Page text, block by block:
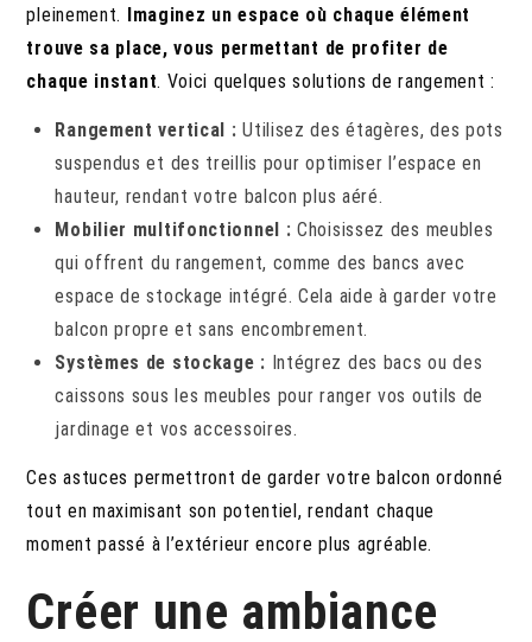
pleinement. Imaginez un espace où chaque élément
trouve sa place, vous permettant de profiter de
chaque instant. Voici quelques solutions de rangement :
Rangement vertical : Utilisez des étagères, des pots
suspendus et des treillis pour optimiser l’espace en
hauteur, rendant votre balcon plus aéré.
Mobilier multifonctionnel : Choisissez des meubles
qui offrent du rangement, comme des bancs avec
espace de stockage intégré. Cela aide à garder votre
balcon propre et sans encombrement.
Systèmes de stockage : Intégrez des bacs ou des
caissons sous les meubles pour ranger vos outils de
jardinage et vos accessoires.
Ces astuces permettront de garder votre balcon ordonné
tout en maximisant son potentiel, rendant chaque
moment passé à l’extérieur encore plus agréable.
Créer une ambiance